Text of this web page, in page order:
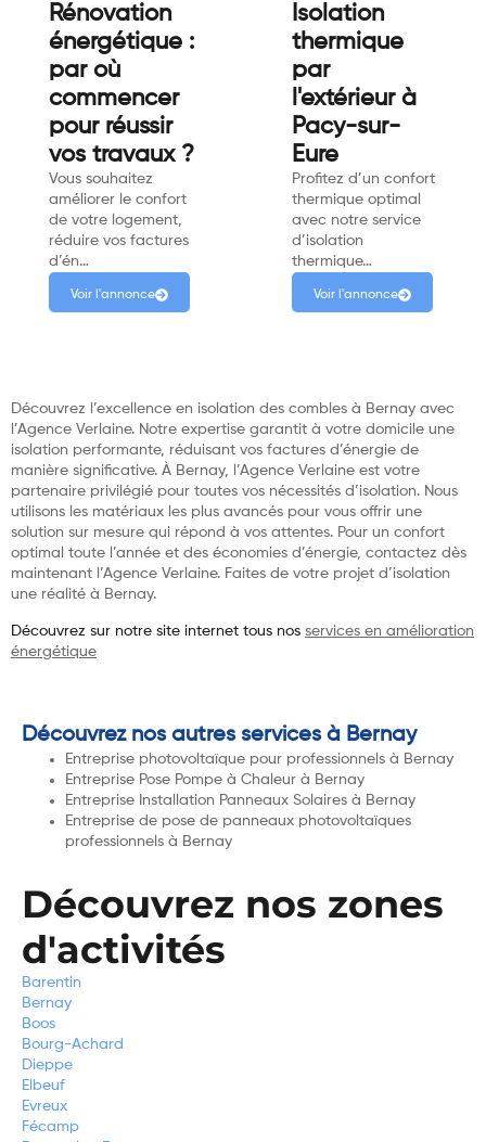
Rénovation
énergétique :
par où
commencer
pour réussir
vos travaux ?
Vous souhaitez
améliorer le confort
de votre logement,
réduire vos factures
d’én…
Voir l'annonce
Isolation
thermique
par
l'extérieur à
Pacy-sur-
Eure
Profitez d’un confort
thermique optimal
avec notre service
d’isolation
thermique…
Voir l'annonce
Découvrez l’excellence en isolation des combles à Bernay avec
l’Agence Verlaine. Notre expertise garantit à votre domicile une
isolation performante, réduisant vos factures d’énergie de
manière significative. À Bernay, l’Agence Verlaine est votre
partenaire privilégié pour toutes vos nécessités d’isolation. Nous
utilisons les matériaux les plus avancés pour vous offrir une
solution sur mesure qui répond à vos attentes. Pour un confort
optimal toute l’année et des économies d’énergie, contactez dès
maintenant l’Agence Verlaine. Faites de votre projet d’isolation
une réalité à Bernay.
Découvrez sur notre site internet tous nos services en amélioration
énergétique
Découvrez nos autres services à Bernay
Entreprise photovoltaïque pour professionnels à Bernay
Entreprise Pose Pompe à Chaleur à Bernay
Entreprise Installation Panneaux Solaires à Bernay
Entreprise de pose de panneaux photovoltaïques
professionnels à Bernay
Découvrez nos zones
d'activités
Barentin
Bernay
Boos
Bourg-Achard
Dieppe
Elbeuf
Evreux
Fécamp